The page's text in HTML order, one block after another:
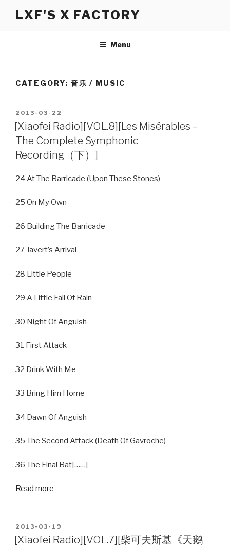
LXF'S X FACTORY
Menu
CATEGORY: 音乐 / MUSIC
POSTED
ON
2013-03-22
[Xiaofei Radio][VOL.8][Les Misérables –
The Complete Symphonic
Recording（下）]
24 At The Barricade (Upon These Stones)
25 On My Own
26 Building The Barricade
27 Javert’s Arrival
28 Little People
29 A Little Fall Of Rain
30 Night Of Anguish
31 First Attack
32 Drink With Me
33 Bring Him Home
34 Dawn Of Anguish
35 The Second Attack (Death Of Gavroche)
36 The Final Bat[……]
Read more
POSTED
ON
2013-03-19
[Xiaofei Radio][VOL.7][柴可夫斯基《天鹅